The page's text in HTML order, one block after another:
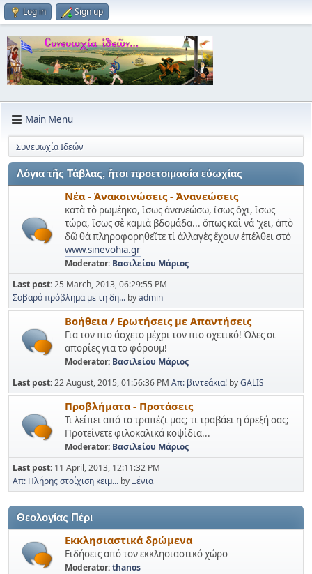
Log in Sign up
Main Menu
Συνευωχία Ιδεών
Λόγια τῆς Τάβλας, ἥτοι προετοιμασία εὐωχίας
Νέα - Ἀνακοινώσεις - Ἀνανεώσεις
κατὰ τὸ ρωμέηκο, ἵσως ἀνανεώσω, ἵσως ὄχι, ἵσως
τώρα, ἵσως σὲ καμιὰ βδομάδα... ὅπως καὶ νά 'χει, ἀπὸ
δῶ θὰ πληροφορηθεῖτε τί ἀλλαγὲς ἔχουν ἐπέλθει στὸ
www.sinevohia.gr
Moderator: Βασιλείου Μάριος
Last post:25 March, 2013, 06:29:55 PM
Σοβαρό πρόβλημα με τη δη... byadmin
Βοήθεια / Ερωτήσεις με Απαντήσεις
Για τον πιο άσχετο μέχρι τον πιο σχετικό! Όλες οι
απορίες για το φόρουμ!
Moderator: Βασιλείου Μάριος
Last post:22 August, 2015, 01:56:36 PM Απ: βιντεάκια! byGALIS
Προβλήματα - Προτάσεις
Τι λείπει από το τραπέζι μας; τι τραβάει η όρεξή σας;
Προτείνετε φιλοκαλικά κοψίδια...
Moderator: Βασιλείου Μάριος
Last post: 11 April, 2013, 12:11:32 PM
Απ: Πλήρης στοίχιση κειμ... byΞένια
Θεολογίας Πέρι
Εκκλησιαστικά δρώμενα
Ειδήσεις από τον εκκλησιαστικό χώρο
Moderator:thanos